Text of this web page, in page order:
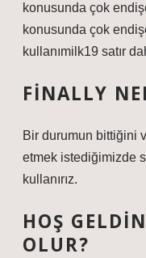
konusunda çok
konusunda çok
kullanımilk19 satır
FINALLY
Bir durumun bittiğini
etmek istediğimizde
kullanırız.
HOŞ
OLUR?